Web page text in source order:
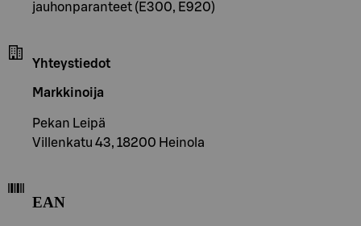
jauhonparanteet (E300, E920)
Yhteystiedot
Markkinoija
Pekan Leipä
Villenkatu 43, 18200 Heinola
EAN